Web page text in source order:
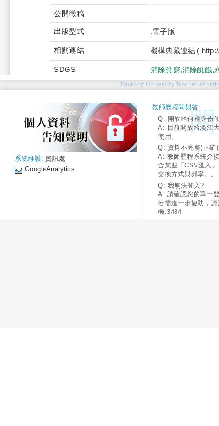
公開徵稿
出版型式 ,電子版
相關連結 機構典藏連結 (
SDGS 消除貧窮,消除飢餓,
Tamkang University Teacher
系統維護: 資訊處
GoogleAnalytics
教師歷程問與答:
Q: 開放給何種身份
A: 目前開放給淡江
使用。
Q: 資料不完整(正確
A: 教師歷程系統介
含某些「CSV匯入
交換方式與頻率。。
Q: 我無法登入?
A: 請確認您的單一
若需進一步協助，
機:3484